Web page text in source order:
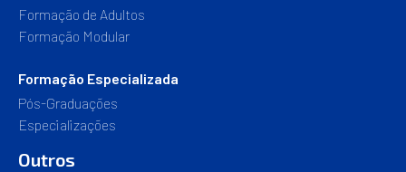
Formação de Adultos
Formação Modular
Formação Especializada
Pós-Graduações
Especializações
Outros